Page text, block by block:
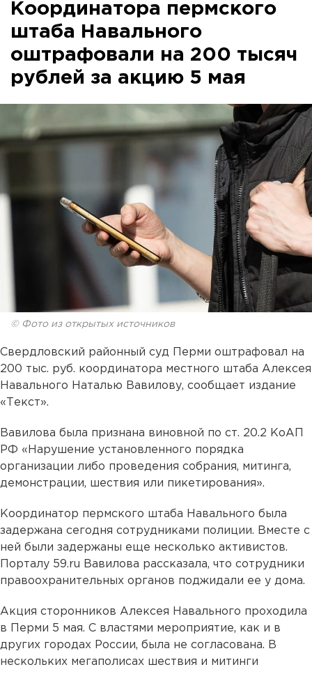
Координатора пермского
штаба Навального
оштрафовали на 200 тысяч
рублей за акцию 5 мая
© Фото из открытых источников
Свердловский районный суд Перми оштрафовал на
200 тыс. руб. координатора местного штаба Алексея
Навального Наталью Вавилову, сообщает издание
«Текст».
Вавилова была признана виновной по ст. 20.2 КоАП
РФ «Нарушение установленного порядка
организации либо проведения собрания, митинга,
демонстрации, шествия или пикетирования».
Координатор пермского штаба Навального была
задержана сегодня сотрудниками полиции. Вместе с
ней были задержаны еще несколько активистов.
Порталу 59.ru Вавилова рассказала, что сотрудники
правоохранительных органов поджидали ее у дома.
Акция сторонников Алексея Навального проходила
в Перми 5 мая. С властями мероприятие, как и в
других городах России, была не согласована. В
нескольких мегаполисах шествия и митинги